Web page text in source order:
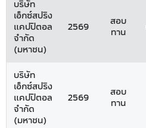
บริษัท
เอ็กซ์สปริง
แคปปิตอล
จำกัด
(มหาชน)
2569
สอบ
ทาน
บริษัท
เอ็กซ์สปริง
แคปปิตอล
จำกัด
(มหาชน)
2569
สอบ
ทาน